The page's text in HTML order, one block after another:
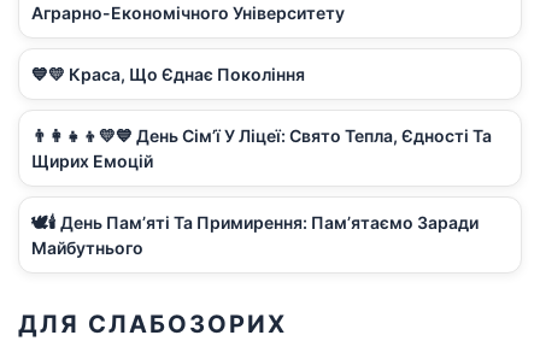
Аграрно-Економічного Університету
💙💛 Краса, Що Єднає Покоління
👨‍👩‍👧‍👦💛💙 День Сім’ї У Ліцеї: Свято Тепла, Єдності Та
Щирих Емоцій
🕊️🕯️ День Пам’яті Та Примирення: Пам’ятаємо Заради
Майбутнього
ДЛЯ СЛАБОЗОРИХ